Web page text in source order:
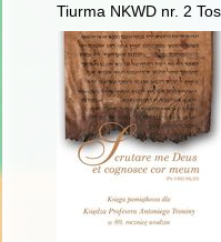
Tiurma NKWD nr. 2